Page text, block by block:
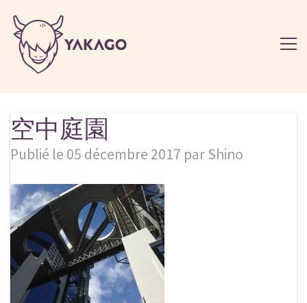
空中庭園
Publié le 05 décembre 2017 par Shino